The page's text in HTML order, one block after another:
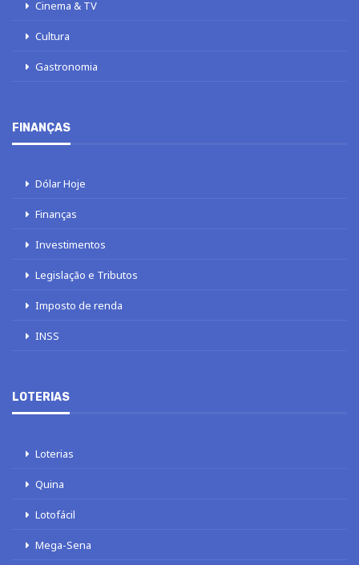
Cinema & TV
Cultura
Gastronomia
FINANÇAS
Dólar Hoje
Finanças
Investimentos
Legislação e Tributos
Imposto de renda
INSS
LOTERIAS
Loterias
Quina
Lotofácil
Mega-Sena